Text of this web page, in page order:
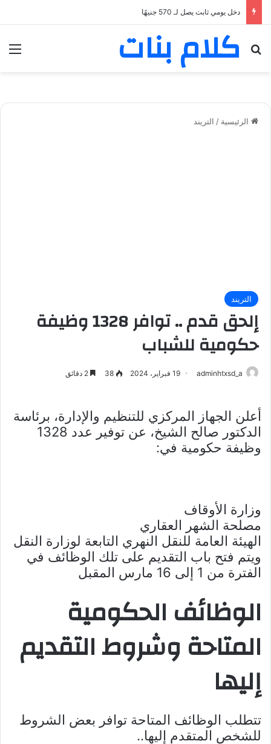
دخل يومي ثابت يصل لـ 570 جنيهًا
كلام بنات
بحث عن
الرئيسية / التريند
التريند
إلحق قدم .. توافر 1328 وظيفة
حكومية للشباب
adminhtxsd_a 19 فبراير، 2024 38
أعلن الجهاز المركزي للتنظيم والإدارة، برئاسة
الدكتور صالح الشيخ، عن توفير عدد 1328
وظيفة حكومية في:
وزارة الأوقاف
مصلحة الشهر العقاري
الهيئة العامة للنقل النهري التابعة لوزارة النقل
ويتم فتح باب التقديم على تلك الوظائف في
الفترة من 1 إلى 16 مارس المقبل
الوظائف الحكومية
المتاحة وشروط التقديم
إليها
تتطلب الوظائف المتاحة توافر بعض الشروط
للشخص المتقدم إليها..